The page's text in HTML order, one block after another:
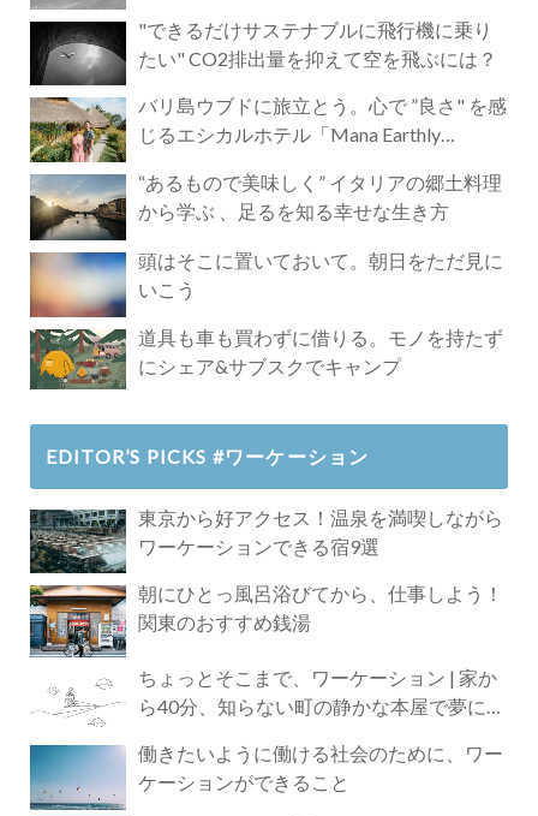
"できるだけサステナブルに飛行機に乗り
たい" CO2排出量を抑えて空を飛ぶには？
バリ島ウブドに旅立とう。心で ”良さ" を感
じるエシカルホテル「Mana Earthly
“あるもので美味しく” イタリアの郷土料理
から学ぶ 、足るを知る幸せな生き方
頭はそこに置いておいて。朝日をただ見に
いこう
道具も車も買わずに借りる。モノを持たず
にシェア&サブスクでキャンプ
EDITOR’S PICKS #ワーケーション
東京から好アクセス！温泉を満喫しながら
ワーケーションできる宿9選
朝にひとっ風呂浴びてから、仕事しよう！
関東のおすすめ銭湯
ちょっとそこまで、ワーケーション | 家か
ら40分、知らない町の静かな本屋で夢に近
働きたいように働ける社会のために、ワー
ケーションができること